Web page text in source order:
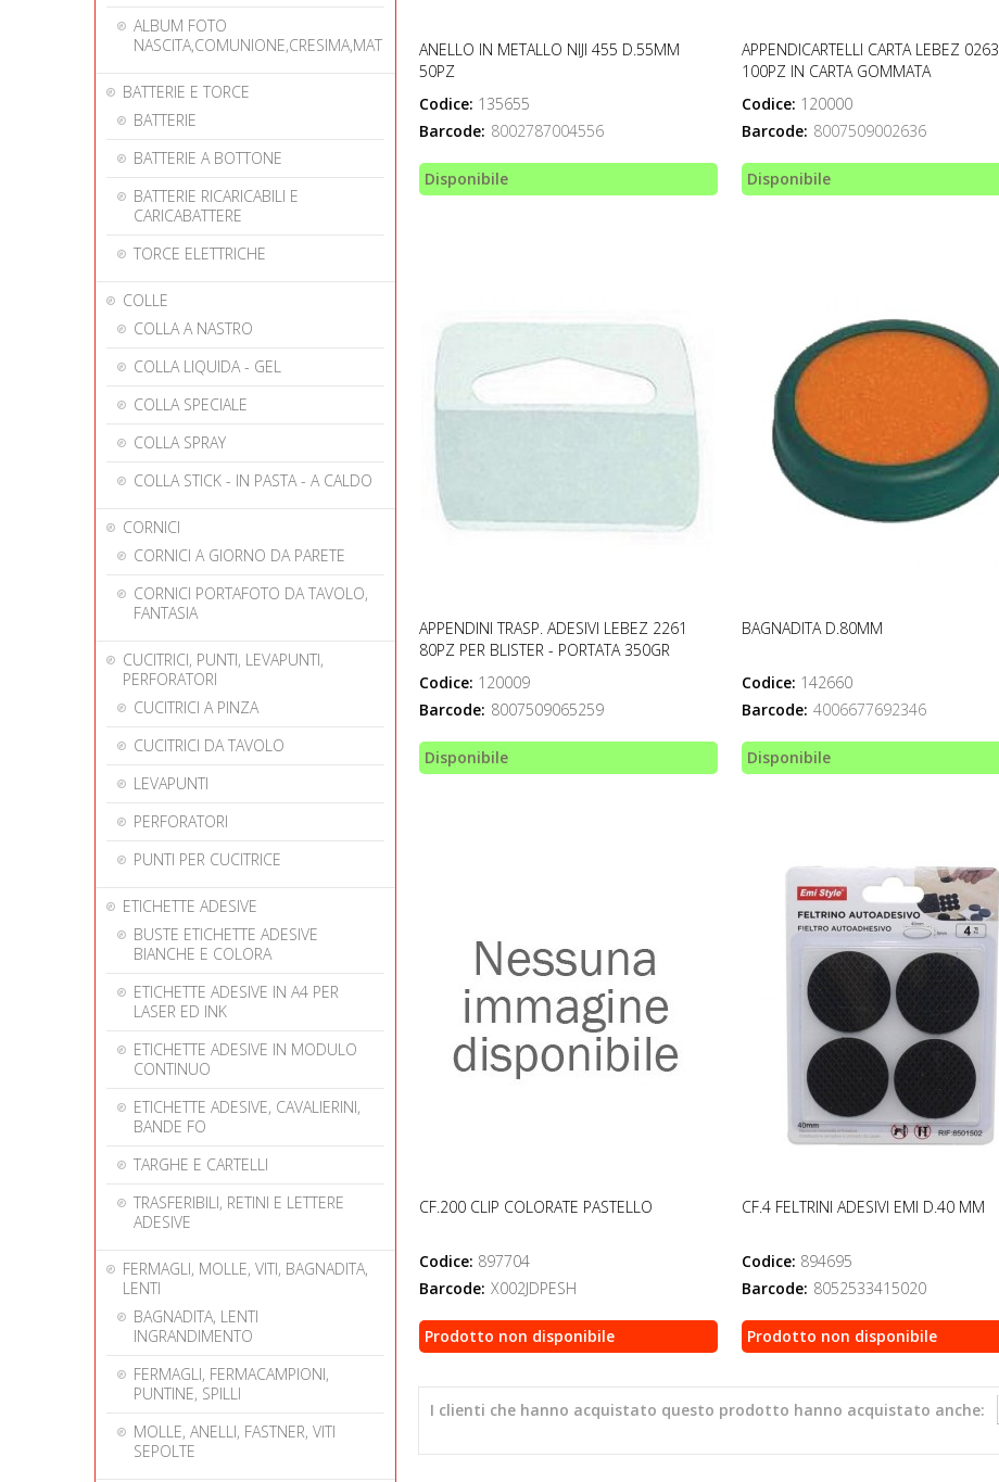
ALBUM FOTO
NASCITA,COMUNIONE,CRESIMA,MAT
BATTERIE E TORCE
BATTERIE
BATTERIE A BOTTONE
BATTERIE RICARICABILI E
CARICABATTERE
TORCE ELETTRICHE
COLLE
COLLA A NASTRO
COLLA LIQUIDA - GEL
COLLA SPECIALE
COLLA SPRAY
COLLA STICK - IN PASTA - A CALDO
CORNICI
CORNICI A GIORNO DA PARETE
CORNICI PORTAFOTO DA TAVOLO,
FANTASIA
CUCITRICI, PUNTI, LEVAPUNTI,
PERFORATORI
CUCITRICI A PINZA
CUCITRICI DA TAVOLO
LEVAPUNTI
PERFORATORI
PUNTI PER CUCITRICE
ETICHETTE ADESIVE
BUSTE ETICHETTE ADESIVE
BIANCHE E COLORA
ETICHETTE ADESIVE IN A4 PER
LASER ED INK
ETICHETTE ADESIVE IN MODULO
CONTINUO
ETICHETTE ADESIVE, CAVALIERINI,
BANDE FO
TARGHE E CARTELLI
TRASFERIBILI, RETINI E LETTERE
ADESIVE
FERMAGLI, MOLLE, VITI, BAGNADITA,
LENTI
BAGNADITA, LENTI
INGRANDIMENTO
FERMAGLI, FERMACAMPIONI,
PUNTINE, SPILLI
MOLLE, ANELLI, FASTNER, VITI
SEPOLTE
ANELLO IN METALLO NIJI 455 D.55MM
50PZ
Codice: 135655
Barcode: 8002787004556
Disponibile
APPENDICARTELLI CARTA LEBEZ 0263
100PZ IN CARTA GOMMATA
Codice: 120000
Barcode: 8007509002636
Disponibile
APPENDINI TRASP. ADESIVI LEBEZ 2261
80PZ PER BLISTER - PORTATA 350GR
Codice: 120009
Barcode: 8007509065259
Disponibile
BAGNADITA D.80MM
Codice: 142660
Barcode: 4006677692346
Disponibile
CF.200 CLIP COLORATE PASTELLO
Codice: 897704
Barcode: X002JDPESH
Prodotto non disponibile
CF.4 FELTRINI ADESIVI EMI D.40 MM
Codice: 894695
Barcode: 8052533415020
Prodotto non disponibile
I clienti che hanno acquistato questo prodotto hanno acquistato anche: